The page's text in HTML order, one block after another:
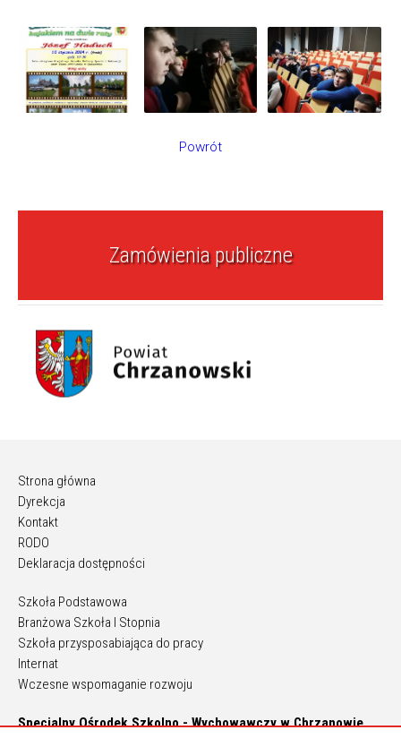
Powrót
Zamówienia publiczne
Strona główna
Dyrekcja
Kontakt
RODO
Deklaracja dostępności
Szkoła Podstawowa
Branżowa Szkoła I Stopnia
Szkoła przysposabiająca do pracy
Internat
Wczesne wspomaganie rozwoju
Specjalny Ośrodek Szkolno - Wychowawczy w Chrzanowie